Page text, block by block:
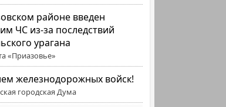
районе введен
ЧС из-за последствий
урагана
«Приазовье»
железнодорожных войск!
городская Дума